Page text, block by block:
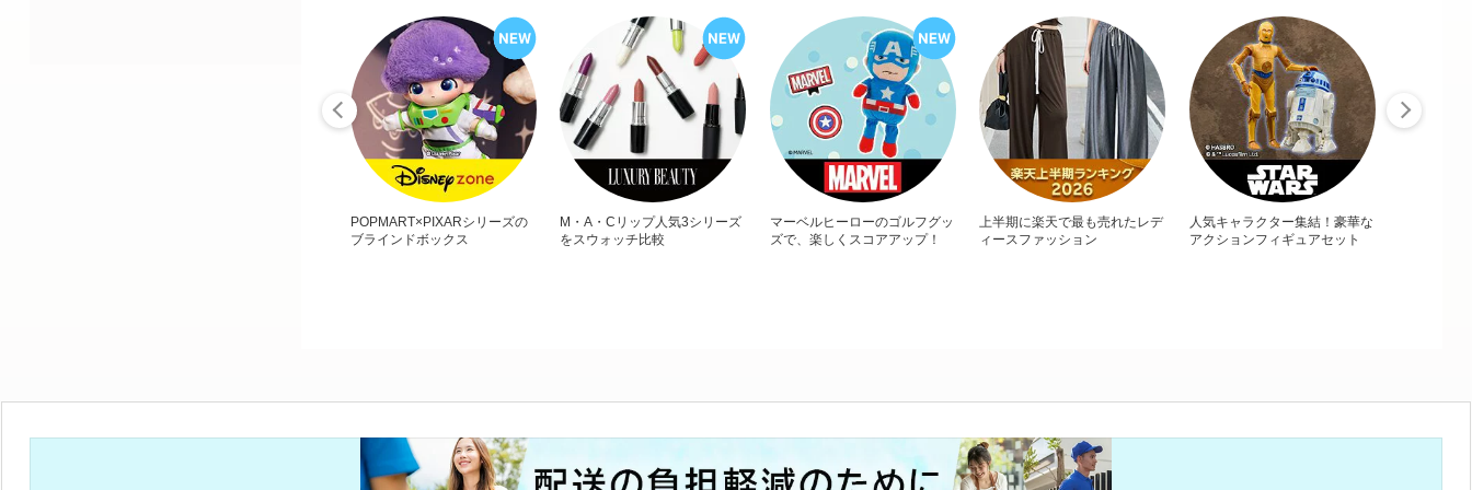
POPMART×PIXARシリーズの
ブラインドボックス
M・A・Cリップ人気3シリーズ
をスウォッチ比較
マーベルヒーローのゴルフグッ
ズで、楽しくスコアアップ！
上半期に楽天で最も売れたレデ
ィースファッション
人気キャラクター集結！豪華な
アクションフィギュアセット